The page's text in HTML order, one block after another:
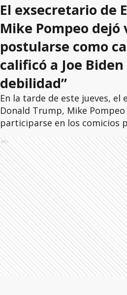
El exsecretario de
Mike Pompeo
postularse como
calificó a Joe
debilidad”
En la tarde de este jueves, el
Donald Trump, Mike
participarse en los comicios
Ads